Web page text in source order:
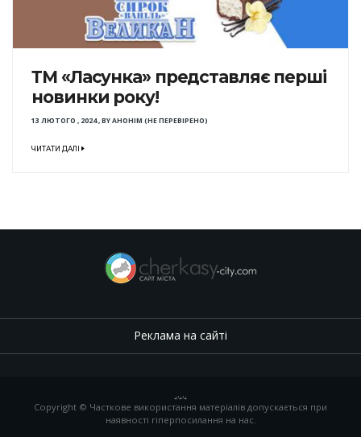
ТМ «Ласунка» представляє перші
новинки року!
13 ЛЮТОГО , 2024,BYАНОНІМ (НЕ ПЕРЕВІРЕНО)
ЧИТАТИ ДАЛІ
Реклама на сайті
.,.,.
Copyright © Часткове використання матеріалів допускається при
наявності гіперпосилання на нас.